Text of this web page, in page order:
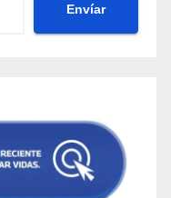
Envíar